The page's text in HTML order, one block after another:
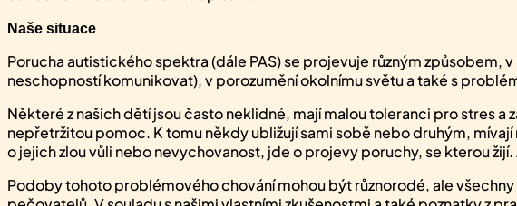
Naše situace
Porucha autistického spektra (dále PAS) se projevuje různým
neschopností komunikovat), v porozumění okolnímu světu a také s
Některé z našich dětí jsou často neklidné, mají malou toleranci pro stres
nepřetržitou pomoc. K tomu někdy ubližují sami sobě nebo druhým,
o jejich zlou vůli nebo nevychovanost, jde o projevy poruchy, se kterou žijí.
Podoby tohoto problémového chování mohou být různorodé, ale